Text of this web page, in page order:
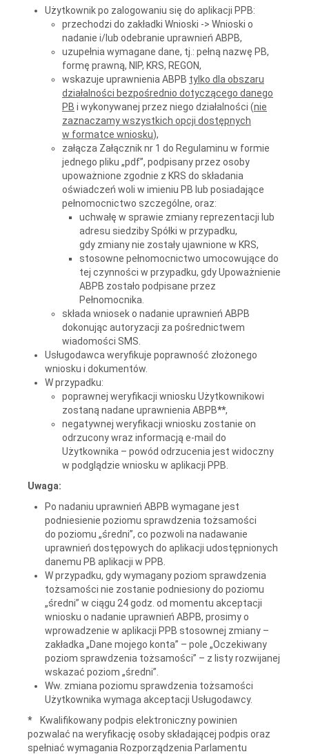
Użytkownik po zalogowaniu się do aplikacji PPB:
przechodzi do zakładki Wnioski -> Wnioski o
nadanie i/lub odebranie uprawnień ABPB,
uzupełnia wymagane dane, tj.: pełną nazwę PB,
formę prawną, NIP, KRS, REGON,
wskazuje uprawnienia ABPB tylko dla obszaru
działalności bezpośrednio dotyczącego danego
PB i wykonywanej przez niego działalności (nie
zaznaczamy wszystkich opcji dostępnych
w formatce wniosku),
załącza Załącznik nr 1 do Regulaminu w formie
jednego pliku „pdf”, podpisany przez osoby
upoważnione zgodnie z KRS do składania
oświadczeń woli w imieniu PB lub posiadające
pełnomocnictwo szczególne, oraz:
uchwałę w sprawie zmiany reprezentacji lub
adresu siedziby Spółki w przypadku,
gdy zmiany nie zostały ujawnione w KRS,
stosowne pełnomocnictwo umocowujące do
tej czynności w przypadku, gdy Upoważnienie
ABPB zostało podpisane przez
Pełnomocnika.
składa wniosek o nadanie uprawnień ABPB
dokonując autoryzacji za pośrednictwem
wiadomości SMS.
Usługodawca weryfikuje poprawność złożonego
wniosku i dokumentów.
W przypadku:
poprawnej weryfikacji wniosku Użytkownikowi
zostaną nadane uprawnienia ABPB**,
negatywnej weryfikacji wniosku zostanie on
odrzucony wraz informacją e-mail do
Użytkownika – powód odrzucenia jest widoczny
w podglądzie wniosku w aplikacji PPB.
Uwaga:
Po nadaniu uprawnień ABPB wymagane jest
podniesienie poziomu sprawdzenia tożsamości
do poziomu „średni”, co pozwoli na nadawanie
uprawnień dostępowych do aplikacji udostępnionych
danemu PB aplikacji w PPB.
W przypadku, gdy wymagany poziom sprawdzenia
tożsamości nie zostanie podniesiony do poziomu
„średni” w ciągu 24 godz. od momentu akceptacji
wniosku o nadanie uprawnień ABPB, prosimy o
wprowadzenie w aplikacji PPB stosownej zmiany –
zakładka „Dane mojego konta” – pole „Oczekiwany
poziom sprawdzenia tożsamości” – z listy rozwijanej
wskazać poziom „średni”.
Ww. zmiana poziomu sprawdzenia tożsamości
Użytkownika wymaga akceptacji Usługodawcy.
*Kwalifikowany podpis elektroniczny powinien
pozwalać na weryfikację osoby składającej podpis oraz
spełniać wymagania Rozporządzenia Parlamentu